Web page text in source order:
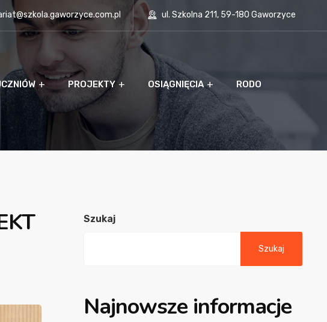
ul. Szkolna 211, 59-180 Gaworzyce
PROJEKTY OSIĄGNIĘCIA RODO
Szukaj
Szukaj
Najnowsze informacje